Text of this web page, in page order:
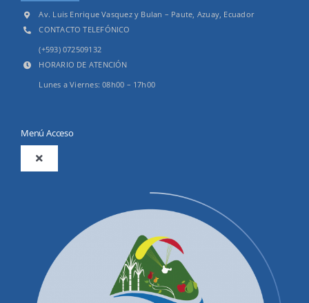
Av. Luis Enrique Vasquez y Bulan – Paute, Azuay, Ecuador
CONTACTO TELEFÓNICO
(+593) 072509132
HORARIO DE ATENCIÓN
Lunes a Viernes: 08h00 – 17h00
Menú Acceso
Toggle
Productos y Servicios
Convocatorias Precalificación